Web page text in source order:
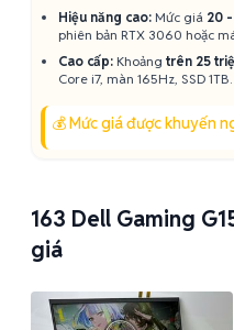
Hiệu năng cao: Mức giá 20
phiên bản RTX 3060 hoặc
Cao cấp: Khoảng trên 25
Core i7, màn 165Hz, SSD 1TB.
💰 Mức giá được khuyến
163 Dell Gaming
giá